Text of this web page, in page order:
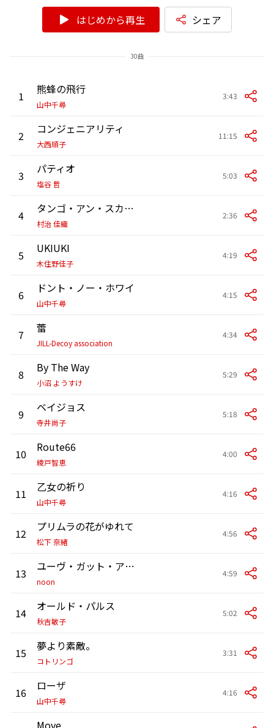
はじめから再生 シェア
30曲
1 熊蜂の飛行
山中千尋
3:43
2 コンジェニアリティ
大西順子
11:15
3 パティオ
塩谷 哲
5:03
4 タンゴ・アン・スカイ-ギターと弦楽合奏版-(ディアンス)
村治 佳織
2:36
5 UKIUKI
木住野佳子
4:19
6 ドント・ノー・ホワイ
山中千尋
4:15
7 蕾
JILL-Decoy association
4:34
8 By The Way
小沼 ようすけ
5:29
9 ベイジョス
寺井尚子
5:18
10 Route66
綾戸智恵
4:00
11 乙女の祈り
山中千尋
4:16
12 プリムラの花がゆれて
松下 奈緒
4:56
13 ユーヴ・ガット・ア・フレンド
noon
4:59
14 オールド・パルス
秋吉敏子
5:02
15 夢より素敵。
コトリンゴ
3:31
16 ローザ
山中千尋
4:16
Move